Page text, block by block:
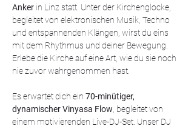
Anker in Linz statt. Unter der Kirchenglocke,
begleitet von elektronischen Musik, Techno
und entspannenden Klängen, wirst du eins
mit dem Rhythmus und deiner Bewegung.
Erlebe die Kirche auf eine Art, wie du sie noch
nie zuvor wahrgenommen hast.
Es erwartet dich ein 70-minütiger,
dynamischer Vinyasa Flow , begleitet von
einem motivierenden Live-DJ-Set. Unser DJ